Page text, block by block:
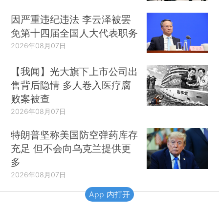
因严重违纪违法 李云泽被罢
免第十四届全国人大代表职务
2026年08月07日
【我闻】光大旗下上市公司出
售背后隐情 多人卷入医疗腐
败案被查
2026年08月07日
特朗普坚称美国防空弹药库存
充足 但不会向乌克兰提供更
多
2026年08月07日
App 内打开